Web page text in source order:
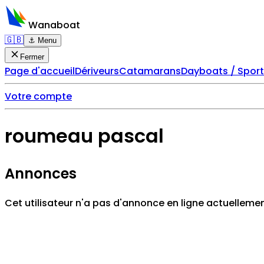
Wanaboat
🇬🇧 ⚓ Menu
Fermer
Page d'accueilDériveursCatamaransDayboats /
Votre compte
roumeau pascal
Annonces
Cet utilisateur n'a pas d'annonce en ligne